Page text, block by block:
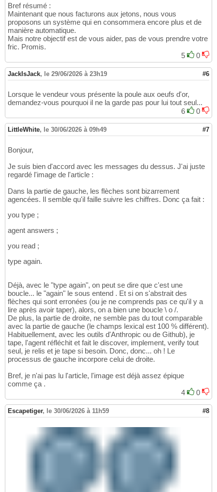
Bref résumé :
Maintenant que nous facturons aux jetons, nous vous
proposons un système qui en consommera encore plus et de
manière automatique.
Mais notre objectif est de vous aider, pas de vous prendre votre
fric. Promis.
5
0
JackIsJack, le 29/06/2026 à 23h19 #6
Lorsque le vendeur vous présente la poule aux oeufs d'or,
demandez-vous pourquoi il ne la garde pas pour lui tout seul...
6
0
LittleWhite, le 30/06/2026 à 09h49 #7
Bonjour,
Je suis bien d'accord avec les messages du dessus. J'ai juste
regardé l'image de l'article :
Dans la partie de gauche, les flèches sont bizarrement
agencées. Il semble qu'il faille suivre les chiffres. Donc ça fait :
you type ;
agent answers ;
you read ;
type again.
Déjà, avec le "type again", on peut se dire que c'est une
boucle... le "again" le sous entend . Et si on s'abstrait des
flèches qui sont erronées (ou je ne comprends pas ce qu'il y a
lire après avoir taper), alors, on a bien une boucle \ o /.
De plus, la partie de droite, ne semble pas du tout comparable
avec la partie de gauche (le champs lexical est 100 % différent).
Habituellement, avec les outils d'Anthropic ou de Github), je
tape, l'agent réfléchit et fait le discover, implement, verify tout
seul, je relis et je tape si besoin. Donc, donc... oh ! Le
processus de gauche incorpore celui de droite.
Bref, je n'ai pas lu l'article, l'image est déjà assez épique
comme ça .
4
0
Escapetiger, le 30/06/2026 à 11h59 #8